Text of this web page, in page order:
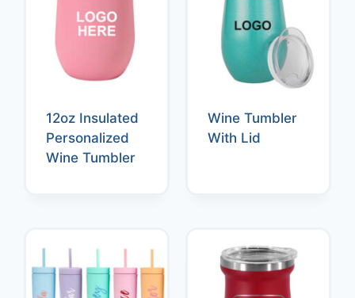
12oz Insulated
Personalized
Wine Tumbler
Wine Tumbler
With Lid